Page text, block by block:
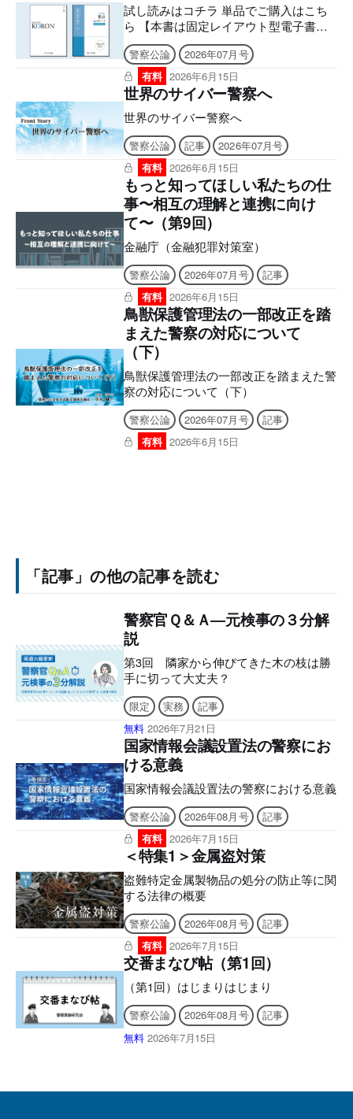
試し読みはコチラ 単品でご購入はこち
ら 【本書は固定レイアウト型電子書籍
のため、なるべく大きな画面でのご利用
を推奨しております。文字のハイライ
ト・検索・辞書・コピー・引用・音声読
み上げなどの機能はご利用いただけませ
ん。ご購入前に、無料サンプル等をお使
いの端末でご確認のうえ、ご購入くださ
い。】 ■電子版のシリアルナンバーの発
行について アプリへの問題のダウンロ
ードには購読者特典のシリアルナンバー
が必要になります。 ご購入後、誌面に
記載の案内をご確認の上、シリアルナン
バー発行のご申請をお願いいたします。
後日、立花書房よりメールでお送りいた
します。 ［シリアルナンバー有効期
限］ アプリ「KEISATSU KORON
PASSPORT」2027年6月9日 まで Webメ
ディア「警察公論オンライン」2026年8
月9日 まで ■2026年7月号電子版の付録
について 電子版後半に付録の誌面を収
録しており現物は付属いたしませんの
で、あらかじめご了承ください。 【目
次】 WEBメディアとアプリの使い方 世
界のサイバー警察へ もっと知
警察公論
2026年07月号
有料 2026年6月15日
世界のサイバー警察へ
世界のサイバー警察へ
警察公論 記事
2026年07月号
有料 2026年6月15日
もっと知ってほしい私たちの仕
事〜相互の理解と連携に向け
て〜（第9回）
金融庁（金融犯罪対策室）
警察公論 2026年07月号
記事
有料 2026年6月15日
鳥獣保護管理法の一部改正を踏
まえた警察の対応について
（下）
鳥獣保護管理法の一部改正を踏まえた警
察の対応について（下）
警察公論 2026年07月号
記事
有料 2026年6月15日
「記事」の他の記事を読む
警察官Ｑ＆Ａ―元検事の３分解
説
第3回 隣家から伸びてきた木の枝は勝
手に切って大丈夫？
限定 実務
記事
無料 2026年7月21日
国家情報会議設置法の警察にお
ける意義
国家情報会議設置法の警察における意義
警察公論 2026年08月号
記事
有料 2026年7月15日
＜特集1＞金属盗対策
盗難特定金属製物品の処分の防止等に関
する法律の概要
警察公論 2026年08月号
記事
有料 2026年7月15日
交番まなび帖（第1回）
（第1回）はじまりはじまり
警察公論 2026年08月号
記事
無料 2026年7月15日